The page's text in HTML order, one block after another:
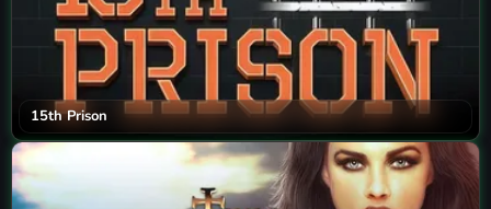
15th Prison